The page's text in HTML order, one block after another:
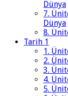
Dünya
7.
Dünya
8.
Tarih 1
1.
2.
3.
4.
5.